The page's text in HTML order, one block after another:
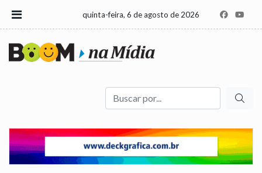
quinta-feira, 6 de agosto de 2026
Buscar